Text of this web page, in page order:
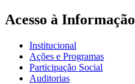
Acesso à Informação
Institucional
Ações e Programas
Participação Social
Auditorias